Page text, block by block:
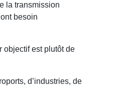
la transmission
besoin
objectif est plutôt de
d’industries, de